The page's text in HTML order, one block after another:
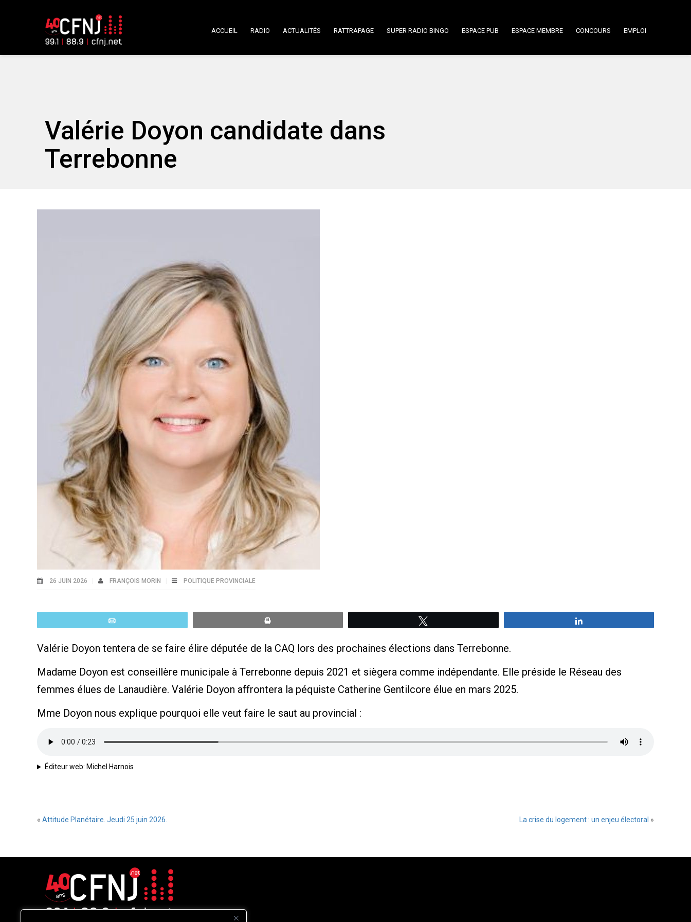
ACCUEIL RADIO ACTUALITÉS RATTRAPAGE SUPER RADIO BINGO ESPACE PUB ESPACE MEMBRE CONCOURS EMPLOI
Valérie Doyon candidate dans
Terrebonne
26 JUIN 2026 FRANÇOIS MORIN POLITIQUE PROVINCIALE
Valérie Doyon tentera de se faire élire députée de la CAQ lors des prochaines élections dans Terrebonne.
Madame Doyon est conseillère municipale à Terrebonne depuis 2021 et siègera comme indépendante. Elle préside le Réseau des
femmes élues de Lanaudière. Valérie Doyon affrontera la péquiste Catherine Gentilcore élue en mars 2025.
Mme Doyon nous explique pourquoi elle veut faire le saut au provincial :
Éditeur web: Michel Harnois
« Attitude Planétaire. Jeudi 25 juin 2026. La crise du logement : un enjeu électoral »